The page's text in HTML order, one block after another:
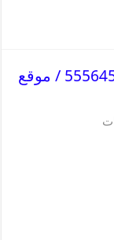
بي ان سبورت فرع ابو فطيرة / 55564580 / موقع